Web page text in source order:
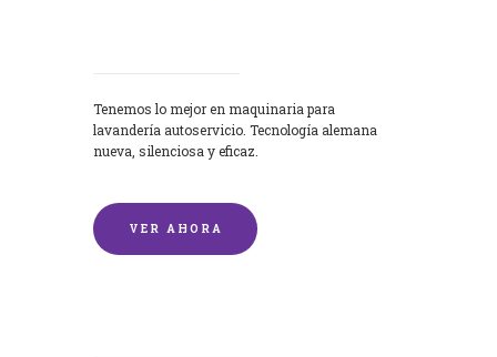
Tenemos lo mejor en maquinaria para
lavandería autoservicio. Tecnología alemana
nueva, silenciosa y eficaz.
VER AHORA